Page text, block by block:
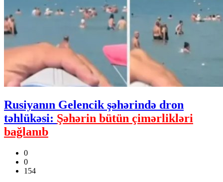
Rusiyanın Gelencik şəhərində dron
təhlükəsi: Şəhərin bütün çimərlikləri
bağlanıb
0
0
154